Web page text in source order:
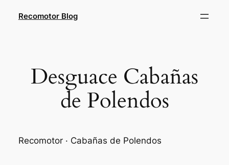
Recomotor Blog
Desguace Cabañas
de Polendos
Recomotor · Cabañas de Polendos